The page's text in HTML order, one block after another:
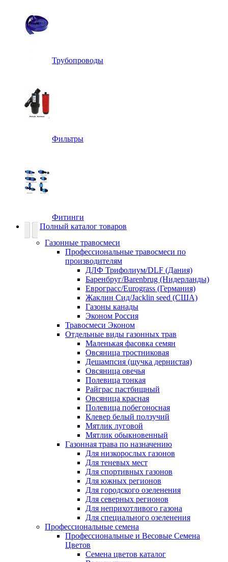
Трубопроводы
Фильтры
Фитинги
Полный каталог товаров
Газонные травосмеси
Профессиональные травосмеси по
производителям
ДЛФ Трифолиум/DLF (Дания)
Баренбруг/Barenbrug (Нидерланды)
Еврограсс/Eurograss (Германия)
Жаклин Сид/Jacklin seed (США)
Газоны канады
Эконом Россия
Травосмеси Эконом
Отдельные виды газонных трав
Маленькая фасовка семян
Овсяница тростниковая
Дешампсия (щучка дернистая)
Овсяница овечья
Полевица тонкая
Райграс пастбищный
Овсяница красная
Полевица побегоносная
Клевер белый ползучий
Мятлик луговой
Мятлик обыкновенный
Газонная трава по назначению
Для низкорослых газонов
Для теневых мест
Для спортивных газонов
Для южных регионов
Для городского озеленения
Для северных регионов
Для неприхотливого газона
Для специального озеленения
Профессиональные семена
Профессиональные и Весовые Семена
Цветов
Семена цветов каталог